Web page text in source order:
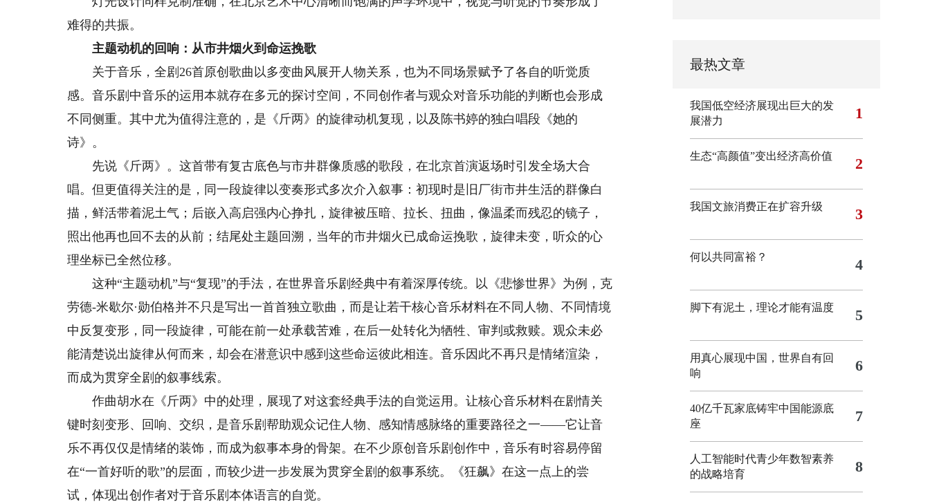
难得的共振。
主题动机的回响：从市井烟火到命运挽歌
关于音乐，全剧26首原创歌曲以多变曲风展开人物关系，也为不同场景赋予了各自的听觉质
感。音乐剧中音乐的运用本就存在多元的探讨空间，不同创作者与观众对音乐功能的判断也会形成
不同侧重。其中尤为值得注意的，是《斤两》的旋律动机复现，以及陈书婷的独白唱段《她的
诗》。
先说《斤两》。这首带有复古底色与市井群像质感的歌段，在北京首演返场时引发全场大合
唱。但更值得关注的是，同一段旋律以变奏形式多次介入叙事：初现时是旧厂街市井生活的群像白
描，鲜活带着泥土气；后嵌入高启强内心挣扎，旋律被压暗、拉长、扭曲，像温柔而残忍的镜子，
照出他再也回不去的从前；结尾处主题回溯，当年的市井烟火已成命运挽歌，旋律未变，听众的心
理坐标已全然位移。
这种“主题动机”与“复现”的手法，在世界音乐剧经典中有着深厚传统。以《悲惨世界》为例，克
劳德-米歇尔·勋伯格并不只是写出一首首独立歌曲，而是让若干核心音乐材料在不同人物、不同情境
中反复变形，同一段旋律，可能在前一处承载苦难，在后一处转化为牺牲、审判或救赎。观众未必
能清楚说出旋律从何而来，却会在潜意识中感到这些命运彼此相连。音乐因此不再只是情绪渲染，
而成为贯穿全剧的叙事线索。
作曲胡水在《斤两》中的处理，展现了对这套经典手法的自觉运用。让核心音乐材料在剧情关
键时刻变形、回响、交织，是音乐剧帮助观众记住人物、感知情感脉络的重要路径之一——它让音
乐不再仅仅是情绪的装饰，而成为叙事本身的骨架。在不少原创音乐剧创作中，音乐有时容易停留
在“一首好听的歌”的层面，而较少进一步发展为贯穿全剧的叙事系统。《狂飙》在这一点上的尝
试，体现出创作者对于音乐剧本体语言的自觉。
最热文章
我国低空经济展现出巨大的发
展潜力
1
生态“高颜值”变出经济高价值 2
我国文旅消费正在扩容升级 3
何以共同富裕？ 4
脚下有泥土，理论才能有温度 5
用真心展现中国，世界自有回
响
6
40亿千瓦家底铸牢中国能源底
座
7
人工智能时代青少年数智素养
的战略培育
8